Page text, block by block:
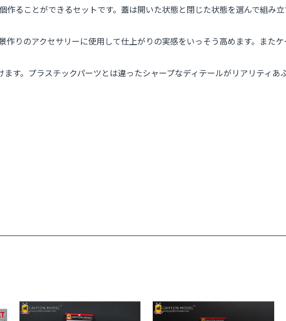
ることができるセットです。蓋は開いた状態と閉じた状態を選んで組み
りのアクセサリーに使用して仕上がりの実感をいっそう高めます。また
す。プラスチックパーツとは違ったシャープなディテールがリアリティ